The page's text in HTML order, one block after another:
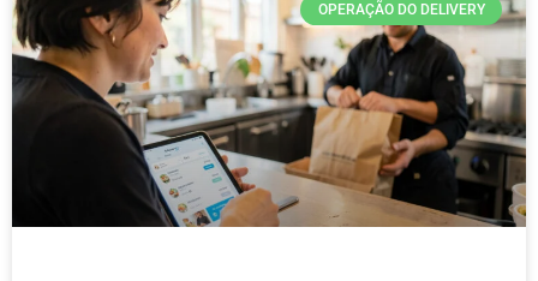
OPERAÇÃO DO DELIVERY